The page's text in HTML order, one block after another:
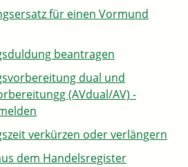
für einen Vormund
beantragen
dual und
(AVdual/AV) -
verkürzen oder verlängern
dem Handelsregister